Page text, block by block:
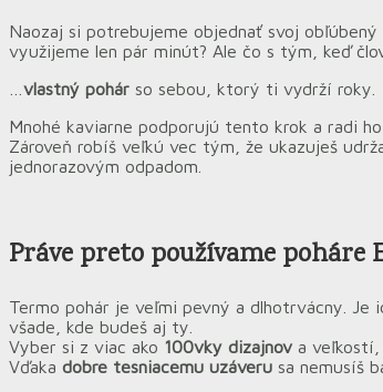
Naozaj si potrebujeme objednať svoj
využijeme len pár minút? Ale čo s tým, keď
vlastný pohár so sebou, ktorý ti vydrží roky.
Mnohé kaviarne podporujú tento krok a radi
Zároveň robíš veľkú vec tým, že ukazuješ
jednorazovým odpadom.
Práve preto používame poháre
Termo pohár je veľmi pevný a dlhotrvácny. Je
všade, kde budeš aj ty.
Vyber si z viac ako 100vky dizajnov a
Vďaka dobre tesniacemu uzáveru sa nemusíš